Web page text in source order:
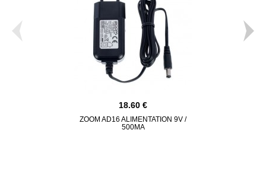
18.60
ZOOM AD16 ALIMENTATION 9V /
500MA